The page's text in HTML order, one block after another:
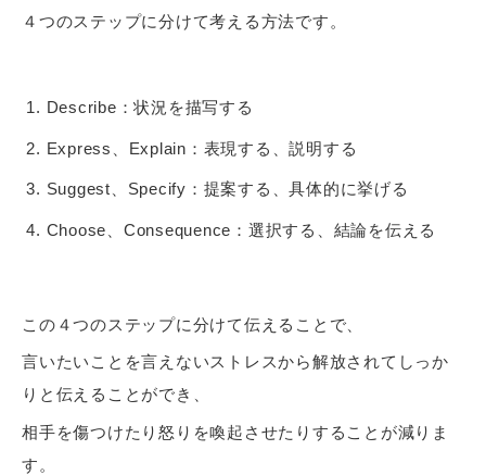
４つのステップに分けて考える方法です。
Describe：状況を描写する
Express、Explain：表現する、説明する
Suggest、Specify：提案する、具体的に挙げる
Choose、Consequence：選択する、結論を伝える
この４つのステップに分けて伝えることで、
言いたいことを言えないストレスから解放されてしっか
りと伝えることができ、
相手を傷つけたり怒りを喚起させたりすることが減りま
す。